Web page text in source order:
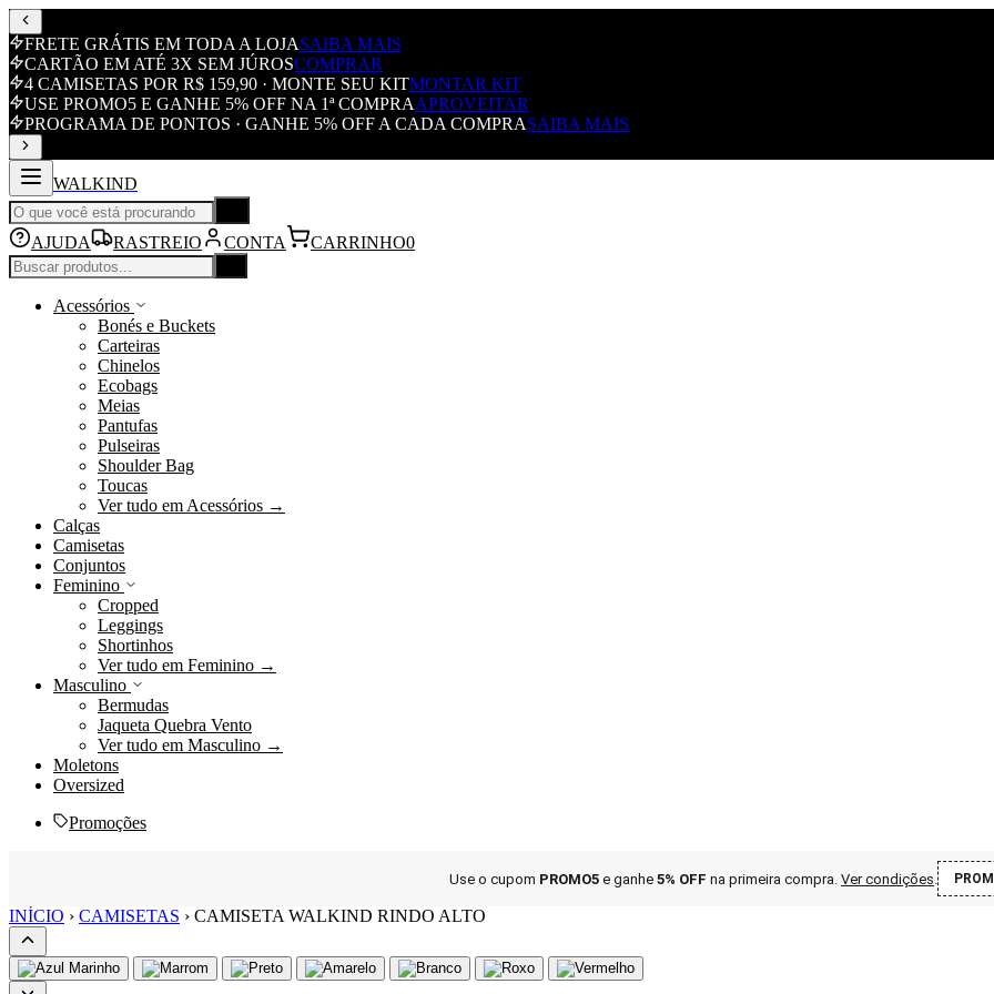
FRETE GRÁTIS EM TODA A LOJASAIBA MAIS
CARTÃO EM ATÉ 3X SEM JÚROSCOMPRAR
4 CAMISETAS POR R$ 159,90 · MONTE SEU KITMONTAR KIT
USE PROMO5 E GANHE 5% OFF NA 1ª COMPRAAPROVEITAR
PROGRAMA DE PONTOS · GANHE 5% OFF A CADA COMPRASAIBA MAIS
WALKIND
AJUDA RASTREIO CONTA CARRINHO0
Acessórios
Bonés e Buckets
Carteiras
Chinelos
Ecobags
Meias
Pantufas
Pulseiras
Shoulder Bag
Toucas
Ver tudo em Acessórios →
Calças
Camisetas
Conjuntos
Feminino
Cropped
Leggings
Shortinhos
Ver tudo em Feminino →
Masculino
Bermudas
Jaqueta Quebra Vento
Ver tudo em Masculino →
Moletons
Oversized
Promoções
Use o cupom PROMO5 e ganhe 5% OFF na primeira compra Ver condições
Ir
para
o
conteúdo
INÍCIO › CAMISETAS › CAMISETA WALKIND RINDO ALTO